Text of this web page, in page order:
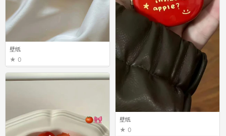
壁纸
0
壁纸
0